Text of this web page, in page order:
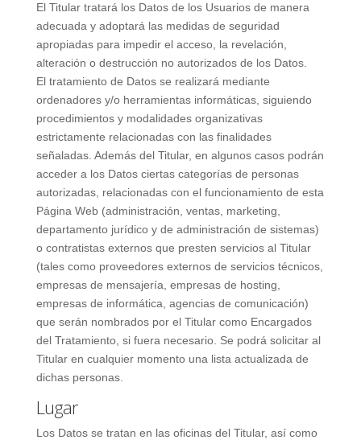
El Titular tratará los Datos de los Usuarios de manera
adecuada y adoptará las medidas de seguridad
apropiadas para impedir el acceso, la revelación,
alteración o destrucción no autorizados de los Datos.
El tratamiento de Datos se realizará mediante
ordenadores y/o herramientas informáticas, siguiendo
procedimientos y modalidades organizativas
estrictamente relacionadas con las finalidades
señaladas. Además del Titular, en algunos casos podrán
acceder a los Datos ciertas categorías de personas
autorizadas, relacionadas con el funcionamiento de esta
Página Web (administración, ventas, marketing,
departamento jurídico y de administración de sistemas)
o contratistas externos que presten servicios al Titular
(tales como proveedores externos de servicios técnicos,
empresas de mensajería, empresas de hosting,
empresas de informática, agencias de comunicación)
que serán nombrados por el Titular como Encargados
del Tratamiento, si fuera necesario. Se podrá solicitar al
Titular en cualquier momento una lista actualizada de
dichas personas.
Lugar
Los Datos se tratan en las oficinas del Titular, así como